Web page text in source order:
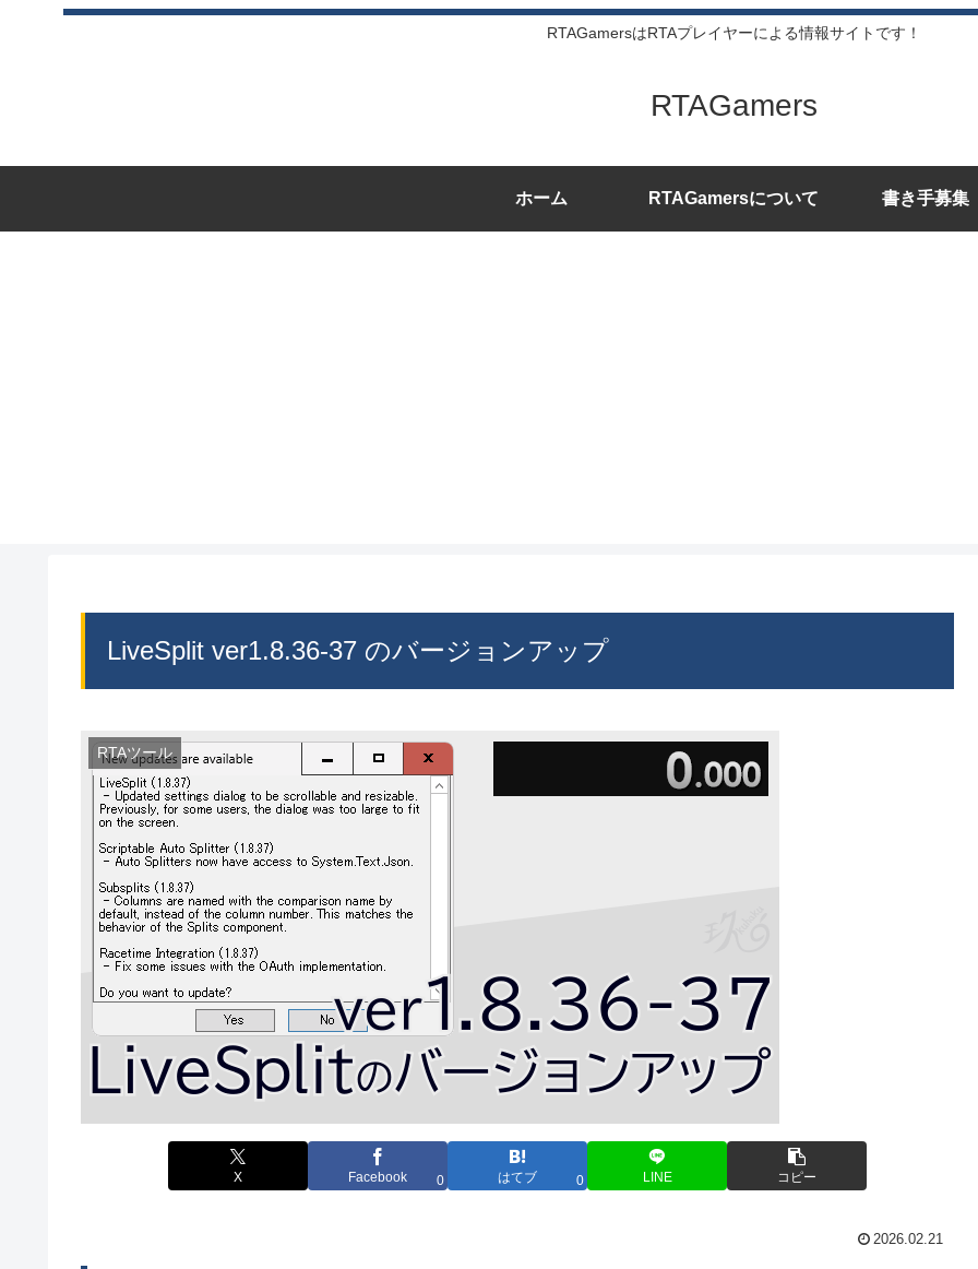
RTAGamersはRTAプレイヤーによる情報サイトです！
RTAGamers
ホーム RTAGamersについて 書き手募集
LiveSplit ver1.8.36-37 のバージョンアップ
RTAツール
X Facebook 0 はてブ 0 LINE コピー
2026.02.21